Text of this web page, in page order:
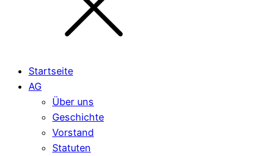
Startseite
AG
Über uns
Geschichte
Vorstand
Statuten